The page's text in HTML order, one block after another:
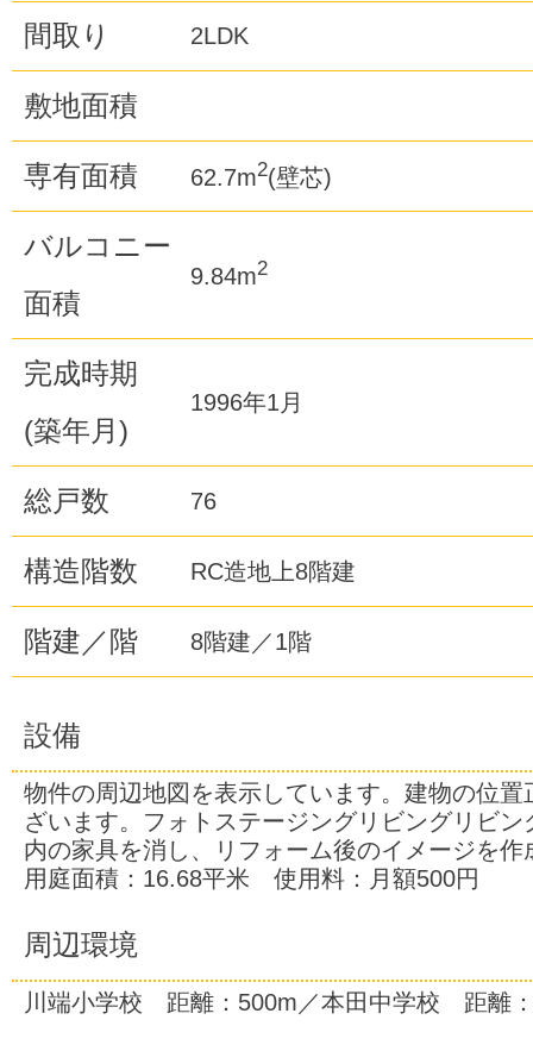
間取り 2LDK
敷地面積
専有面積 62.7m2(壁芯)
バルコニー
面積
9.84m2
完成時期
(築年月)
1996年1月
総戸数 76
構造階数 RC造地上8階建
階建／階 8階建／1階
設備
物件の周辺地図を表示しています。建物の位置
ざいます。フォトステージングリビングリビ
内の家具を消し、リフォーム後のイメージを
用庭面積：16.68平米 使用料：月額500円
周辺環境
川端小学校 距離：500m／本田中学校 距離